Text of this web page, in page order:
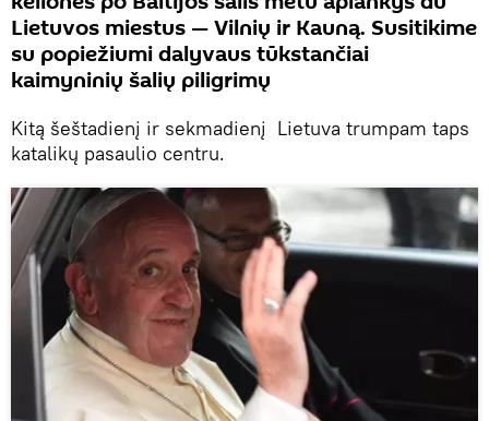
Lietuvos miestus — Vilnių ir Kauną. Susitikime
su popiežiumi dalyvaus tūkstančiai
kaimyninių šalių piligrimų
Kitą šeštadienį ir sekmadienį Lietuva trumpam taps
katalikų pasaulio centru.